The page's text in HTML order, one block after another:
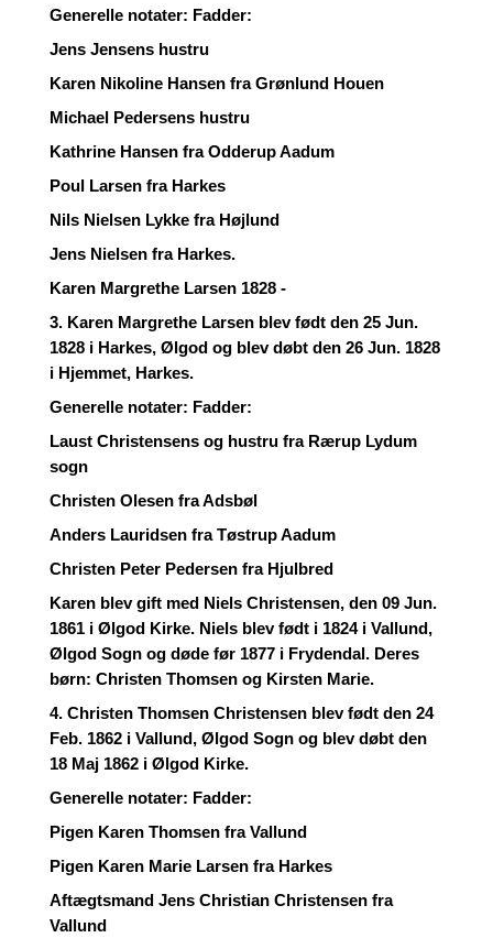
Generelle notater: Fadder:
Jens Jensens hustru
Karen Nikoline Hansen fra Grønlund Houen
Michael Pedersens hustru
Kathrine Hansen fra Odderup Aadum
Poul Larsen fra Harkes
Nils Nielsen Lykke fra Højlund
Jens Nielsen fra Harkes.
Karen Margrethe Larsen 1828 -
3. Karen Margrethe Larsen blev født den 25 Jun.
1828 i Harkes, Ølgod og blev døbt den 26 Jun. 1828
i Hjemmet, Harkes.
Generelle notater: Fadder:
Laust Christensens og hustru fra Rærup Lydum
sogn
Christen Olesen fra Adsbøl
Anders Lauridsen fra Tøstrup Aadum
Christen Peter Pedersen fra Hjulbred
Karen blev gift med Niels Christensen, den 09 Jun.
1861 i Ølgod Kirke. Niels blev født i 1824 i Vallund,
Ølgod Sogn og døde før 1877 i Frydendal. Deres
børn: Christen Thomsen og Kirsten Marie.
4. Christen Thomsen Christensen blev født den 24
Feb. 1862 i Vallund, Ølgod Sogn og blev døbt den
18 Maj 1862 i Ølgod Kirke.
Generelle notater: Fadder:
Pigen Karen Thomsen fra Vallund
Pigen Karen Marie Larsen fra Harkes
Aftægtsmand Jens Christian Christensen fra
Vallund